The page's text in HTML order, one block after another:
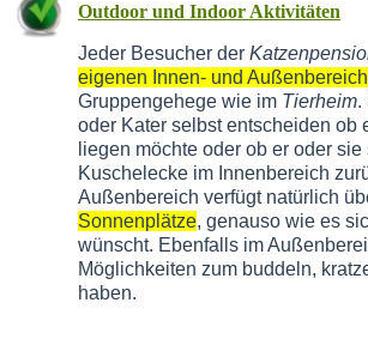
Outdoor und Indoor Aktivitäten
Jeder Besucher der
eigenen Innen- und Außenbereich
Gruppengehege wie im Tierheim.
oder Kater selbst entscheiden ob
liegen möchte oder ob er oder
Kuschelecke im Innenbereich
Außenbereich verfügt natürlich
Sonnenplätze, genauso wie es
wünscht. Ebenfalls im
Möglichkeiten zum buddeln,
haben.